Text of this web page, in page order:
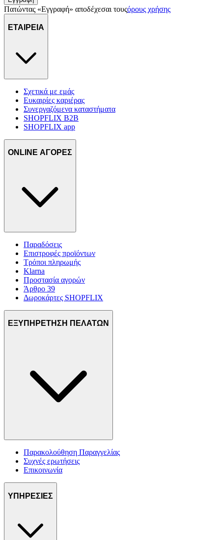
τοποθεσίας μας στους συνεργάτες μέσων κοινωνικής
Πατώντας «Εγγραφή» αποδέχεσαι τουςόρους χρήσης
ΕΤΑΙΡΕΙΑ
Σχετικά με εμάς
Ευκαιρίες καριέρας
Συνεργαζόμενα καταστήματα
SHOPFLIX B2B
SHOPFLIX app
ONLINE ΑΓΟΡΕΣ
Παραδόσεις
Επιστροφές προϊόντων
Τρόποι πληρωμής
Klarna
Προστασία αγορών
Άρθρο 39
Δωροκάρτες SHOPFLIX
ΕΞΥΠΗΡΕΤΗΣΗ ΠΕΛΑΤΩΝ
Παρακολούθηση Παραγγελίας
Συχνές ερωτήσεις
Επικοινωνία
ΥΠΗΡΕΣΙΕΣ